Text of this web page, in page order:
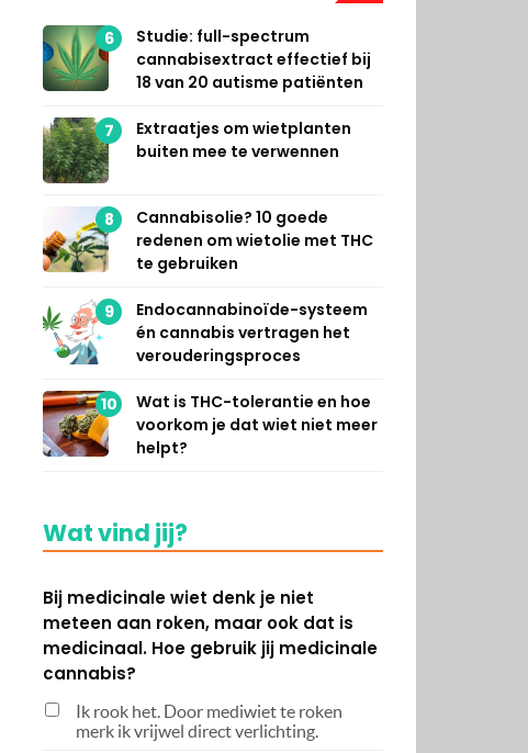
6
Studie: full-spectrum
cannabisextract effectief bij
18 van 20 autisme patiënten
7
Extraatjes om wietplanten
buiten mee te verwennen
8
Cannabisolie? 10 goede
redenen om wietolie met THC
te gebruiken
9
Endocannabinoïde-systeem
én cannabis vertragen het
verouderingsproces
10
Wat is THC-tolerantie en hoe
voorkom je dat wiet niet meer
helpt?
Wat vind jij?
Bij medicinale wiet denk je niet
meteen aan roken, maar ook dat is
medicinaal. Hoe gebruik jij medicinale
cannabis?
Ik rook het. Door mediwiet te roken
merk ik vrijwel direct verlichting.